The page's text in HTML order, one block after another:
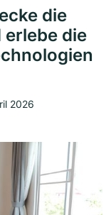
die
die
2026